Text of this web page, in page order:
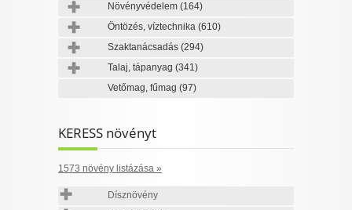
Növényvédelem (164)
Öntözés, víztechnika (610)
Szaktanácsadás (294)
Talaj, tápanyag (341)
Vetőmag, fűmag (97)
KERESS növényt
1573 növény listázása »
Dísznövény